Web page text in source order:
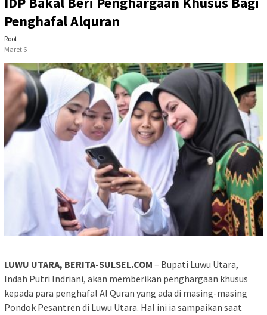
Penghafal Alquran
Root
Maret 6
LUWU UTARA, BERITA-SULSEL.COM – Bupati Luwu Utara,
Indah Putri Indriani, akan memberikan penghargaan khusus
kepada para penghafal Al Quran yang ada di masing-masing
Pondok Pesantren di Luwu Utara. Hal ini ia sampaikan saat